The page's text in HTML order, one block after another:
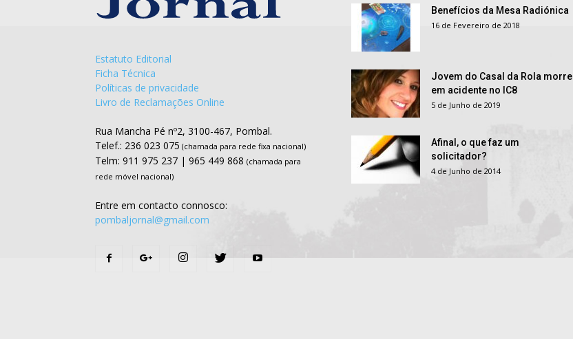
Estatuto Editorial
Ficha Técnica
Políticas de privacidade
Livro de Reclamações Online
Rua Mancha Pé nº2, 3100-467, Pombal.
Telef.: 236 023 075 (chamada para rede fixa nacional)
Telm: 911 975 237 | 965 449 868 (chamada para
rede móvel nacional)
Entre em contacto connosco:
pombaljornal@gmail.com
Benefícios da Mesa Radiónica
16 de Fevereiro de 2018
Jovem do Casal da Rola morre
em acidente no IC8
5 de Junho de 2019
Afinal, o que faz um
solicitador?
4 de Junho de 2014